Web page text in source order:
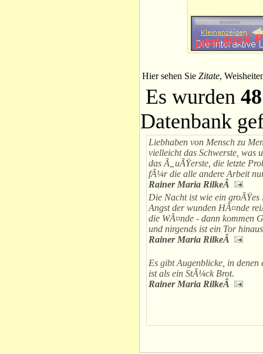
Hier sehen Sie Zitate,
Es wurden 48
Datenbank
Liebhaben von Mensch zu
vielleicht das Schwerste, was
das Ã„uÃŸerste, die letzte
fÃ¼r die alle andere Arbeit
Rainer Maria RilkeÂ
Die Nacht ist wie ein
Angst der wunden HÃ¤nde
die WÃ¤nde - dann kommen
und nirgends ist ein Tor
Rainer Maria RilkeÂ
Es gibt Augenblicke, in denen
ist als ein StÃ¼ck Brot.
Rainer Maria RilkeÂ